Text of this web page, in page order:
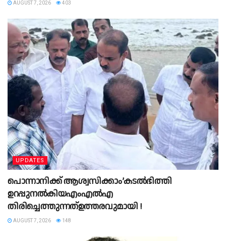
AUGUST 7, 2026 403
UPDATES
പൊന്നാനിക്ക് ആശ്വസിക്കാം’കടൽഭിത്തി
ഉറപ്പുനൽകിയഎംഎൽഎ
തിരിച്ചെത്തുന്നത്ഉത്തരവുമായി !
AUGUST 7, 2026 148